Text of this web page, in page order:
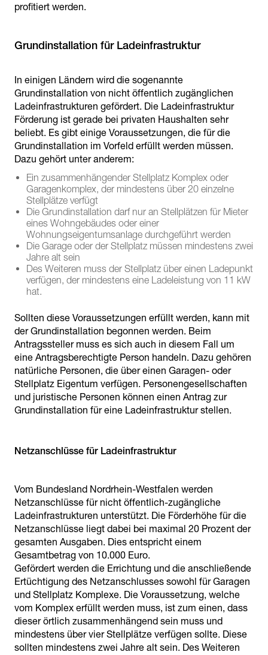
profitiert werden.
Grundinstallation für Ladeinfrastruktur
In einigen Ländern wird die sogenannte
Grundinstallation von nicht öffentlich zugänglichen
Ladeinfrastrukturen gefördert. Die Ladeinfrastruktur
Förderung ist gerade bei privaten Haushalten sehr
beliebt. Es gibt einige Voraussetzungen, die für die
Grundinstallation im Vorfeld erfüllt werden müssen.
Dazu gehört unter anderem:
Ein zusammenhängender Stellplatz Komplex oder
Garagenkomplex, der mindestens über 20 einzelne
Stellplätze verfügt
Die Grundinstallation darf nur an Stellplätzen für Mieter
eines Wohngebäudes oder einer
Wohnungseigentumsanlage durchgeführt werden
Die Garage oder der Stellplatz müssen mindestens zwei
Jahre alt sein
Des Weiteren muss der Stellplatz über einen Ladepunkt
verfügen, der mindestens eine Ladeleistung von 11 kW
hat.
Sollten diese Voraussetzungen erfüllt werden, kann mit
der Grundinstallation begonnen werden. Beim
Antragssteller muss es sich auch in diesem Fall um
eine Antragsberechtigte Person handeln. Dazu gehören
natürliche Personen, die über einen Garagen- oder
Stellplatz Eigentum verfügen. Personengesellschaften
und juristische Personen können einen Antrag zur
Grundinstallation für eine Ladeinfrastruktur stellen.
Netzanschlüsse für Ladeinfrastruktur
Vom Bundesland Nordrhein-Westfalen werden
Netzanschlüsse für nicht öffentlich-zugängliche
Ladeinfrastrukturen unterstützt. Die Förderhöhe für die
Netzanschlüsse liegt dabei bei maximal 20 Prozent der
gesamten Ausgaben. Dies entspricht einem
Gesamtbetrag von 10.000 Euro.
Gefördert werden die Errichtung und die anschließende
Ertüchtigung des Netzanschlusses sowohl für Garagen
und Stellplatz Komplexe. Die Voraussetzung, welche
vom Komplex erfüllt werden muss, ist zum einen, dass
dieser örtlich zusammenhängend sein muss und
mindestens über vier Stellplätze verfügen sollte. Diese
sollten mindestens zwei Jahre alt sein. Des Weiteren